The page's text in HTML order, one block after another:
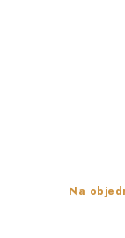
Na